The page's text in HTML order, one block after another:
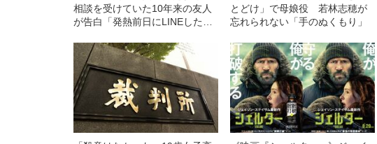
相談を受けていた10年来の友人
が告白「発熱前日にLINEした、
とどけ」で母娘役 若林志穂が
忘れられない「手のぬくもり」